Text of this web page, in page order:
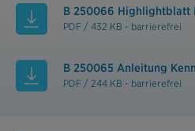
B 250066 Highlightblatt
PDF / 432 KB - barrierefrei
B 250065 Anleitung
PDF / 244 KB - barrierefrei